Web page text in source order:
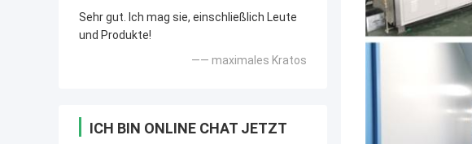
Sehr gut. Ich mag sie, einschließlich Leute
und Produkte!
—— maximales Kratos
ICH BIN ONLINE CHAT JETZT